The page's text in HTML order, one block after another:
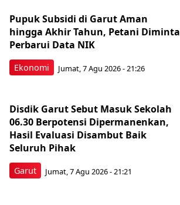
Ekonomi
Pupuk Subsidi di Garut Aman
hingga Akhir Tahun, Petani Diminta
Perbarui Data NIK
Jumat, 7 Agu 2026 - 21:26
Garut
Disdik Garut Sebut Masuk Sekolah
06.30 Berpotensi Dipermanenkan,
Hasil Evaluasi Disambut Baik
Seluruh Pihak
Jumat, 7 Agu 2026 - 21:21